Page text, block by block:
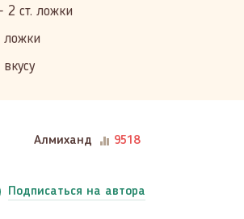
2 ст. ложки
ложки
Алмиханд 9518
Подписаться на автора